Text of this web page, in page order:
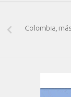
Colombia,